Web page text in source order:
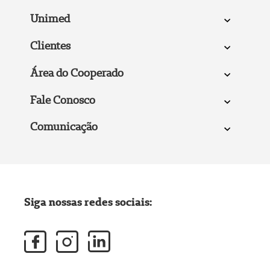
Unimed
Clientes
Área do Cooperado
Fale Conosco
Comunicação
Siga nossas redes sociais: